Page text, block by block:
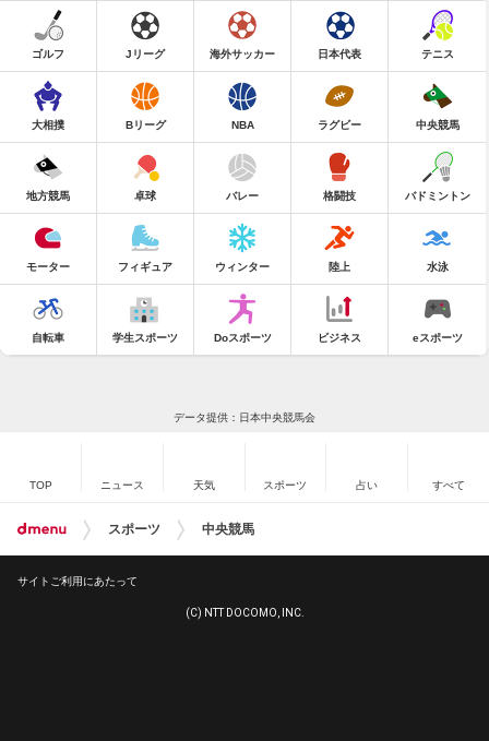
ゴルフ Jリーグ 海外サッカー 日本代表 テニス
大相撲 Bリーグ NBA ラグビー 中央競馬
地方競馬 卓球 バレー 格闘技 バドミントン
モーター フィギュア ウィンター 陸上 水泳
自転車 学生スポーツ Doスポーツ ビジネス eスポーツ
データ提供：日本中央競馬会
TOP ニュース 天気 スポーツ 占い すべて
スポーツ 中央競馬
サイトご利用にあたって
(C) NTT DOCOMO, INC.